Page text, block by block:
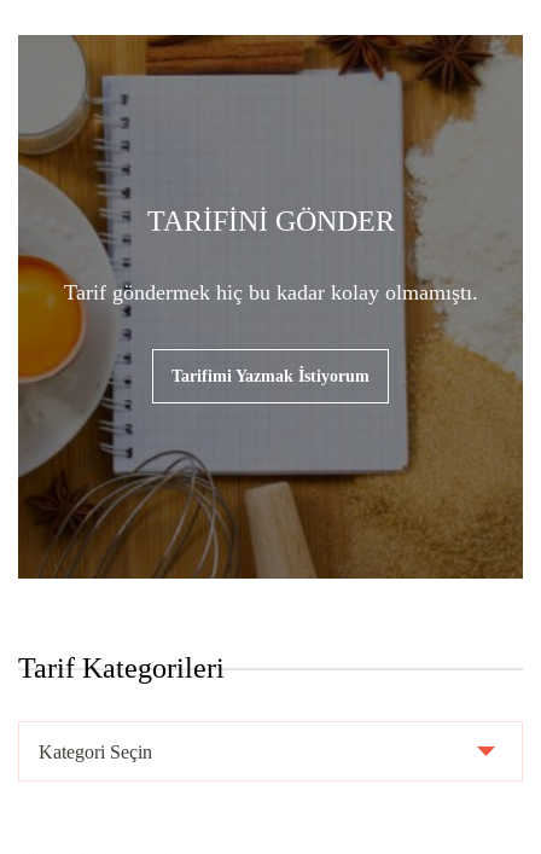
TARİFİNİ GÖNDER
Tarif göndermek hiç bu kadar kolay olmamıştı.
Tarifimi Yazmak İstiyorum
Tarif Kategorileri
Kategorileri